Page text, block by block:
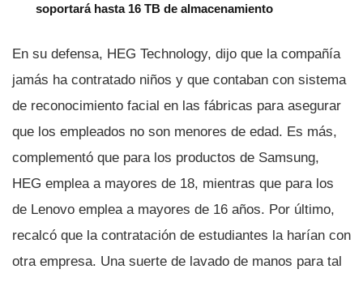
soportará hasta 16 TB de almacenamiento
En su defensa, HEG Technology, dijo que la compañí­a
jamás ha contratado niños y que contaban con sistema
de reconocimiento facial en las fábricas para asegurar
que los empleados no son menores de edad. Es más,
complementó que para los productos de Samsung,
HEG emplea a mayores de 18, mientras que para los
de Lenovo emplea a mayores de 16 años. Por último,
recalcó que la contratación de estudiantes la harí­an con
otra empresa. Una suerte de lavado de manos para tal